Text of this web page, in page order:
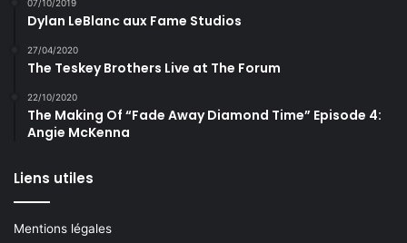
07/10/2019
Dylan LeBlanc aux Fame Studios
27/04/2020
The Teskey Brothers Live at The Forum
22/10/2020
The Making Of “Fade Away Diamond Time” Episode 4:
Angie McKenna
Liens utiles
Mentions légales